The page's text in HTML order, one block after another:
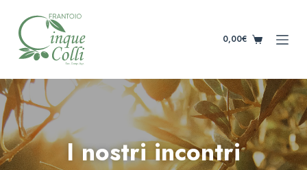
o
c
o
n
0,00€
I nostri incontri